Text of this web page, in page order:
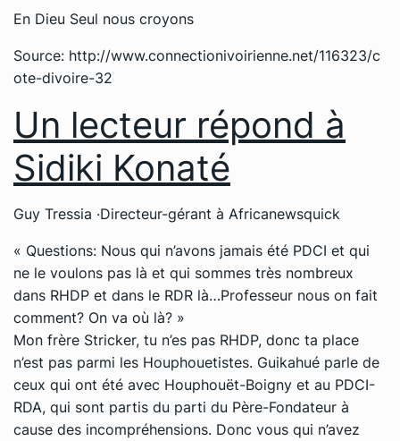
En Dieu Seul nous croyons
Source: http://www.connectionivoirienne.net/116323/c
ote-divoire-32
Un lecteur répond à
Sidiki Konaté
Guy Tressia ·Directeur-gérant à Africanewsquick
« Questions: Nous qui n’avons jamais été PDCI et qui
ne le voulons pas là et qui sommes très nombreux
dans RHDP et dans le RDR là…Professeur nous on fait
comment? On va où là? »
Mon frère Stricker, tu n’es pas RHDP, donc ta place
n’est pas parmi les Houphouetistes. Guikahué parle de
ceux qui ont été avec Houphouët-Boigny et au PDCI-
RDA, qui sont partis du parti du Père-Fondateur à
cause des incompréhensions. Donc vous qui n’avez